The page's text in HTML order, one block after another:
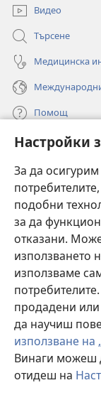
Настройки
За да
подобни
за да
отказани.
използването
използваме
продадени или
да научиш
използване на
Винаги можеш
отидеш на
Видео
Търсене
Медицинска
Помощ
Дарения
нов
прозорец)ОНЛАЙН
(отваря
нов
прозорец)
JW Hub
(отваря
нов
прозорец)JW Library
Watchtower
Copyright© 2026
УСЛОВИЯ ЗА